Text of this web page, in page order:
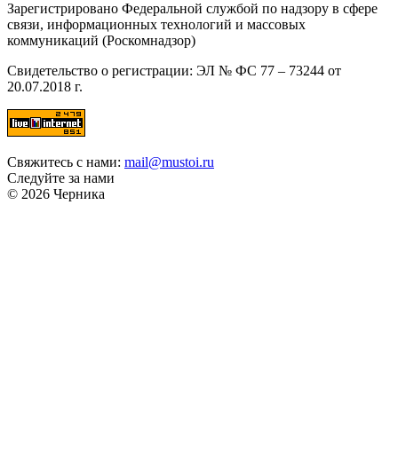
Зарегистрировано Федеральной службой по надзору в сфере
связи, информационных технологий и массовых
коммуникаций (Роскомнадзор)
Свидетельство о регистрации: ЭЛ № ФС 77 – 73244 от
20.07.2018 г.
Свяжитесь с нами: mail@mustoi.ru
Следуйте за нами
© 2026 Черника